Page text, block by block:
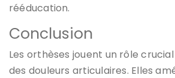
rééducation.
Conclusion
Les orthèses jouent un rôle
des douleurs articulaires. Elles